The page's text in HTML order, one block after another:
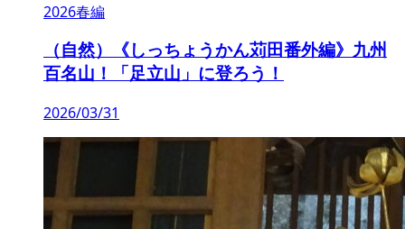
2026春編
（自然）《しっちょうかん苅田番外編》九州
百名山！「足立山」に登ろう！
2026/03/31